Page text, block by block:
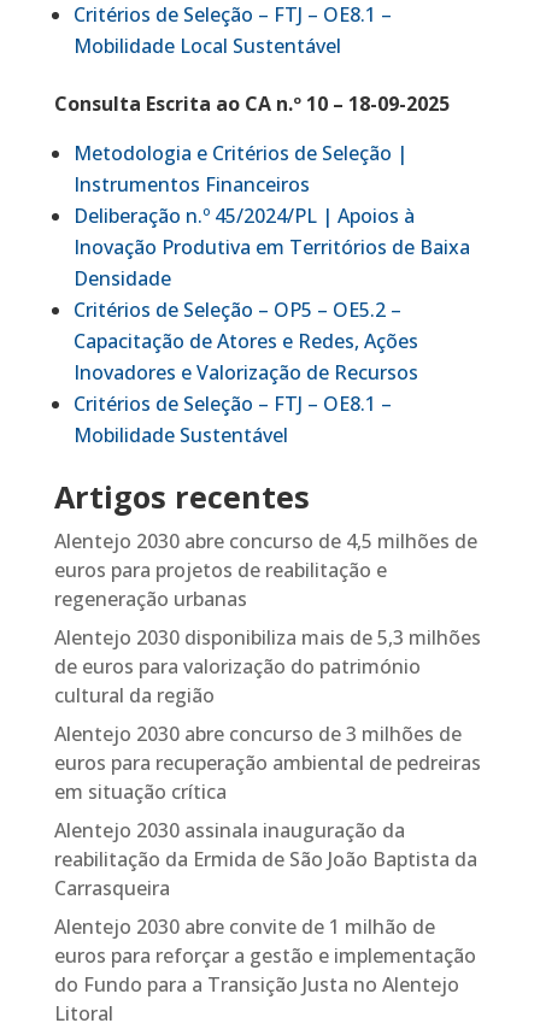
Critérios de Seleção – FTJ – OE8.1 –
Mobilidade Local Sustentável
Consulta Escrita ao CA n.º 10 – 18-09-2025
Metodologia e Critérios de Seleção |
Instrumentos Financeiros
Deliberação n.º 45/2024/PL | Apoios à
Inovação Produtiva em Territórios de Baixa
Densidade
Critérios de Seleção – OP5 – OE5.2 –
Capacitação de Atores e Redes, Ações
Inovadores e Valorização de Recursos
Critérios de Seleção – FTJ – OE8.1 –
Mobilidade Sustentável
Artigos recentes
Alentejo 2030 abre concurso de 4,5 milhões de
euros para projetos de reabilitação e
regeneração urbanas
Alentejo 2030 disponibiliza mais de 5,3 milhões
de euros para valorização do património
cultural da região
Alentejo 2030 abre concurso de 3 milhões de
euros para recuperação ambiental de pedreiras
em situação crítica
Alentejo 2030 assinala inauguração da
reabilitação da Ermida de São João Baptista da
Carrasqueira
Alentejo 2030 abre convite de 1 milhão de
euros para reforçar a gestão e implementação
do Fundo para a Transição Justa no Alentejo
Litoral